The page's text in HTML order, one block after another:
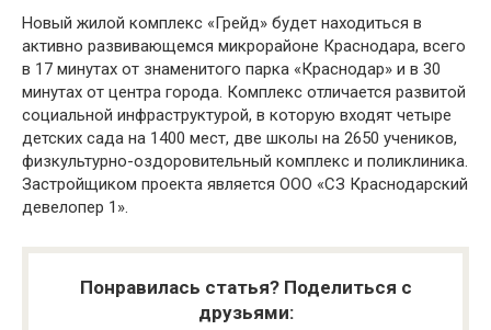
Новый жилой комплекс «Грейд» будет находиться в
активно развивающемся микрорайоне Краснодара, всего
в 17 минутах от знаменитого парка «Краснодар» и в 30
минутах от центра города. Комплекс отличается развитой
социальной инфраструктурой, в которую входят четыре
детских сада на 1400 мест, две школы на 2650 учеников,
физкультурно-оздоровительный комплекс и поликлиника.
Застройщиком проекта является ООО «СЗ Краснодарский
девелопер 1».
Понравилась статья? Поделиться с
друзьями: